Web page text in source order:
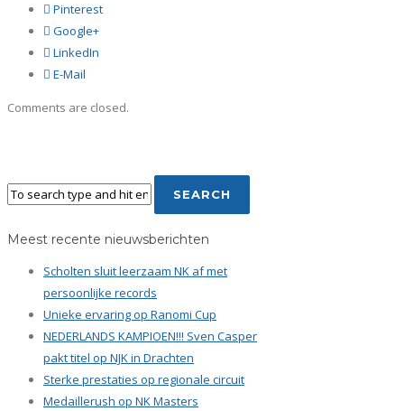
Pinterest
Google+
LinkedIn
E-Mail
Comments are closed.
Meest recente nieuwsberichten
Scholten sluit leerzaam NK af met
persoonlijke records
Unieke ervaring op Ranomi Cup
NEDERLANDS KAMPIOEN!!! Sven Casper
pakt titel op NJK in Drachten
Sterke prestaties op regionale circuit
Medaillerush op NK Masters